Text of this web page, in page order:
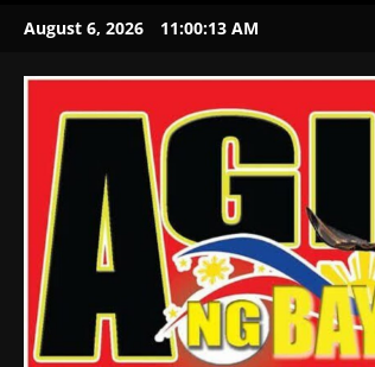
August 6, 2026 11:00:14 AM